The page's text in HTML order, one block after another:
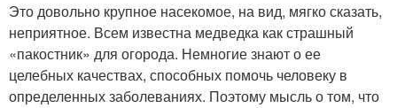
Это довольно крупное насекомое, на вид, мягко сказать,
неприятное. Всем известна медведка как страшный
«пакостник» для огорода. Немногие знают о ее
целебных качествах, способных помочь человеку в
определенных заболеваниях. Поэтому мысль о том, что